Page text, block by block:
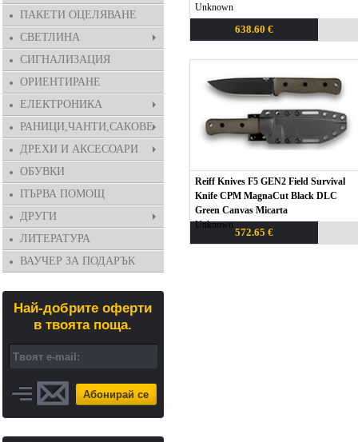
ПАКЕТИ ОЦЕЛЯВАНЕ
СВЕТЛИНА
СИГНАЛИЗАЦИЯ
ОРИЕНТИРАНЕ
ЕЛЕКТРОНИКА
РАНИЦИ,ЧАНТИ,САКОВЕ
ДРЕХИ И АКСЕСОАРИ
ОБУВКИ
ПЪРВА ПОМОЩ
ДРУГИ
ЛИТЕРАТУРА
ВАУЧЕР ЗА ПОДАРЪК
Най-добрите оферти
в твоята поща.
Абонирай се
Unknown
638.60 €
Reiff Knives F5 GEN2 Field Survival
Knife CPM MagnaCut Black DLC
Green Canvas Micarta
Unknown
572.65 €